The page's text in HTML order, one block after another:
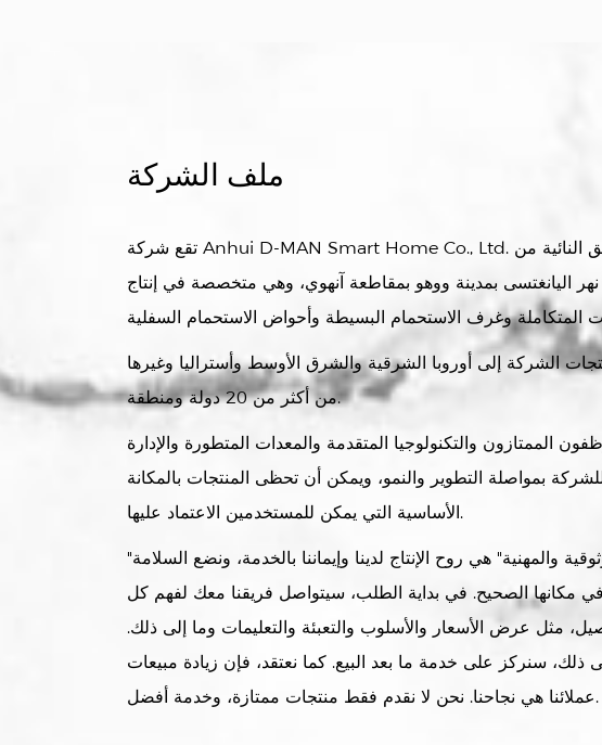
ملف الشركة
تقع شركة Anhui D-MAN Smart Home Co., Ltd. في المناطق النائية من
نهر اليانغتسى بمدينة ووهو بمقاطعة آنهوي، وهي متخصصة في إنتاج
الشركة إلى أوروبا الشرقية والشرق الأوسط وأستراليا وغيرها
من أكثر من 20 دولة ومنطقة.
الممتازون والتكنولوجيا المتقدمة والمعدات المتطورة والإدارة
بمواصلة التطوير والنمو، ويمكن أن تحظى المنتجات بالمكانة
الأساسية التي يمكن للمستخدمين الاعتماد عليها.
"الدقة والموثوقية والمهنية" هي روح الإنتاج لدينا وإيماننا بالخدمة، ونضع السلامة
في مكانها الصحيح. في بداية الطلب، سيتواصل فريقنا معك لفهم كل
مثل عرض الأسعار والأسلوب والتعبئة والتعليمات وما إلى ذلك.
ذلك، سنركز على خدمة ما بعد البيع. كما نعتقد، فإن زيادة مبيعات
عملائنا هي نجاحنا. نحن لا نقدم فقط منتجات ممتازة، وخدمة أفضل.